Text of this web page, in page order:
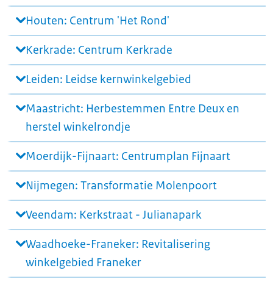
Houten: Centrum 'Het Rond'
Kerkrade: Centrum Kerkrade
Leiden: Leidse kernwinkelgebied
Maastricht: Herbestemmen Entre Deux en
herstel winkelrondje
Moerdijk-Fijnaart: Centrumplan Fijnaart
Nijmegen: Transformatie Molenpoort
Veendam: Kerkstraat - Julianapark
Waadhoeke-Franeker: Revitalisering
winkelgebied Franeker